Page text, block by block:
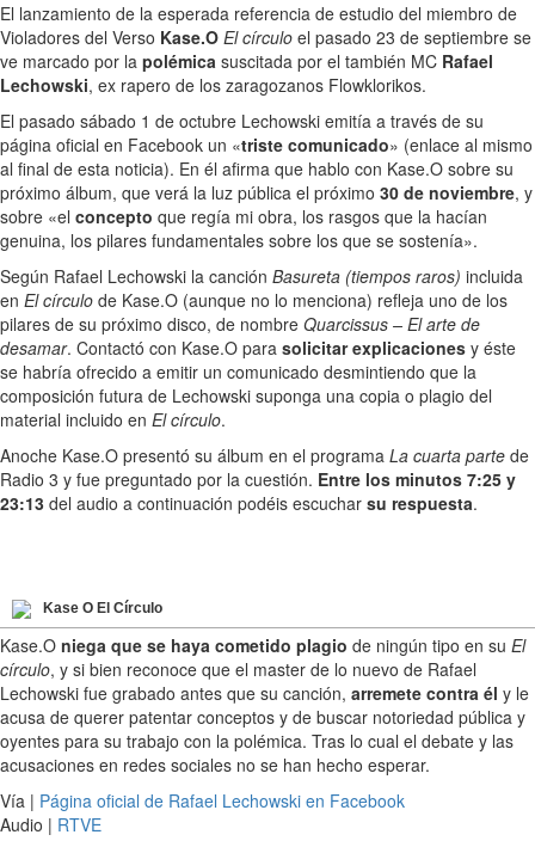
El lanzamiento de la esperada referencia de estudio del miembro de
Violadores del Verso Kase.O El círculo el pasado 23 de septiembre se
ve marcado por la polémica suscitada por el también MC Rafael
Lechowski, ex rapero de los zaragozanos Flowklorikos.
El pasado sábado 1 de octubre Lechowski emitía a través de su
página oficial en Facebook un «triste comunicado» (enlace al mismo
al final de esta noticia). En él afirma que hablo con Kase.O sobre su
próximo álbum, que verá la luz pública el próximo 30 de noviembre, y
sobre «el concepto que regía mi obra, los rasgos que la hacían
genuina, los pilares fundamentales sobre los que se sostenía».
Según Rafael Lechowski la canción Basureta (tiempos raros) incluida
en El círculo de Kase.O (aunque no lo menciona) refleja uno de los
pilares de su próximo disco, de nombre Quarcissus – El arte de
desamar. Contactó con Kase.O para solicitar explicaciones y éste
se habría ofrecido a emitir un comunicado desmintiendo que la
composición futura de Lechowski suponga una copia o plagio del
material incluido en El círculo.
Anoche Kase.O presentó su álbum en el programa La cuarta parte de
Radio 3 y fue preguntado por la cuestión. Entre los minutos 7:25 y
23:13 del audio a continuación podéis escuchar su respuesta.
Kase O El Círculo
Kase.O niega que se haya cometido plagio de ningún tipo en su El
círculo, y si bien reconoce que el master de lo nuevo de Rafael
Lechowski fue grabado antes que su canción, arremete contra él y le
acusa de querer patentar conceptos y de buscar notoriedad pública y
oyentes para su trabajo con la polémica. Tras lo cual el debate y las
acusaciones en redes sociales no se han hecho esperar.
Vía | Página oficial de Rafael Lechowski en Facebook
Audio | RTVE